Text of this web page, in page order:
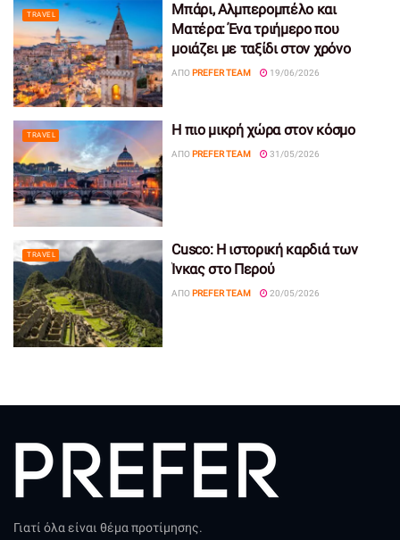
TRAVEL
Μπάρι, Αλμπερομπέλο και
Ματέρα: Ένα τριήμερο που
μοιάζει με ταξίδι στον χρόνο
ΑΠΌ PREFER TEAM 19/06/2026
TRAVEL Η πιο μικρή χώρα στον κόσμο
ΑΠΌ PREFER TEAM 31/05/2026
TRAVEL
Cusco: Η ιστορική καρδιά των
Ίνκας στο Περού
ΑΠΌ PREFER TEAM 20/05/2026
Γιατί όλα είναι θέμα προτίμησης.